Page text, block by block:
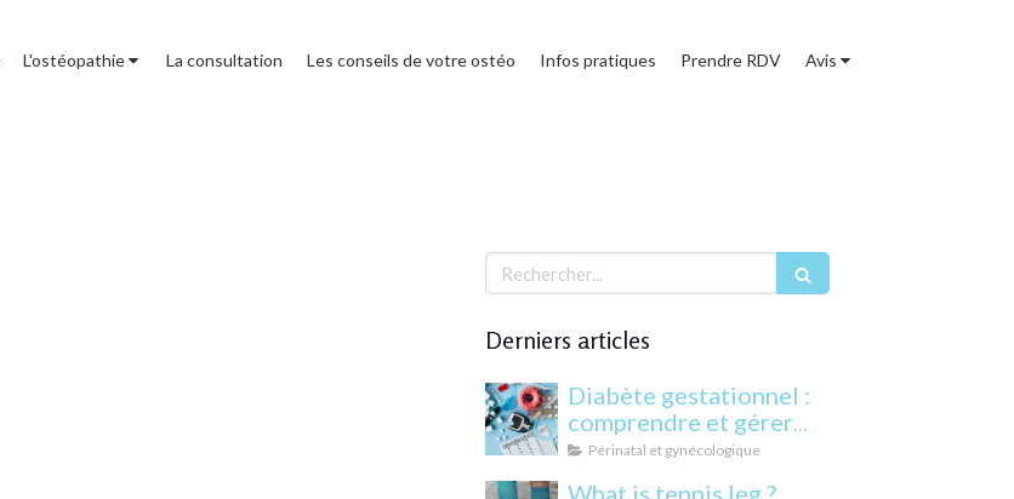
L'ostéopathie La consultation Les conseils de votre ostéo Infos pratiques Prendre RDV Avis
Rechercher
Derniers articles
Diabète gestationnel :
comprendre et gérer
cette condition
Périnatal et gynécologique
What is tennis leg ?